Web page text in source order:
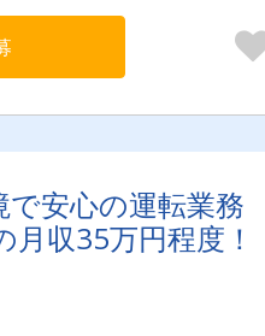
で安心の運転業務
収35万円程度！